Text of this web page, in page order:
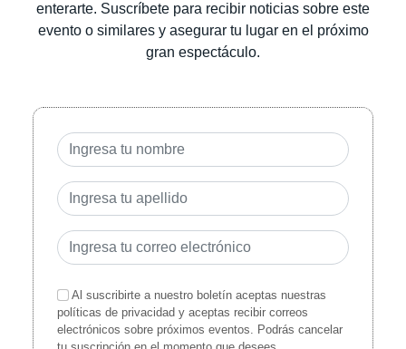
enterarte. Suscríbete para recibir noticias sobre este
evento o similares y asegurar tu lugar en el próximo
gran espectáculo.
Al suscribirte a nuestro boletín aceptas nuestras
políticas de privacidad y aceptas recibir correos
electrónicos sobre próximos eventos. Podrás cancelar